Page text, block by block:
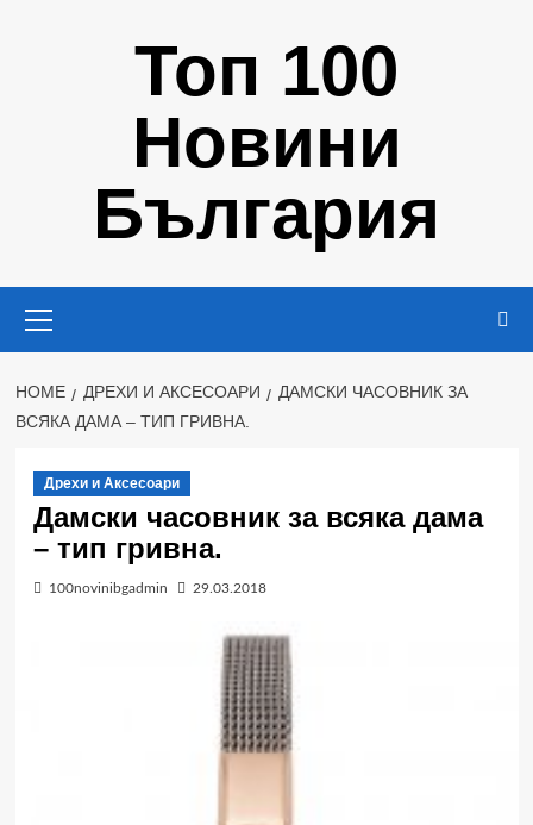
Топ 100
Новини
България
Menu
HOME ДРЕХИ И АКСЕСОАРИ
ДАМСКИ ЧАСОВНИК ЗА
ВСЯКА ДАМА – ТИП ГРИВНА.
Дрехи и Аксесоари
Дамски часовник за всяка дама
– тип гривна.
100novinibgadmin 29.03.2018